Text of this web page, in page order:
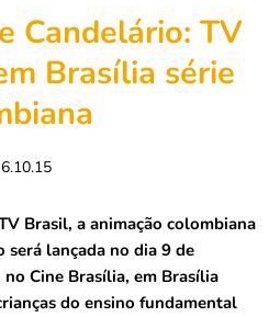
Candelário: TV
Brasília série
6.10.15
Brasil, a animação colombiana
lançada no dia 9 de
Cine Brasília, em Brasília
do ensino fundamental